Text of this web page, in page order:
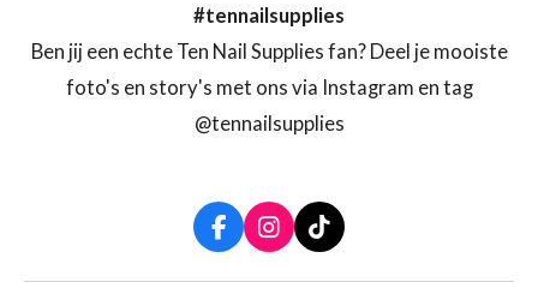
#tennailsupplies
Ben jij een echte Ten Nail Supplies fan? Deel je mooiste
foto's en story's met ons via Instagram en tag
@tennailsupplies
F
a
c
I
n
s
T
i
k